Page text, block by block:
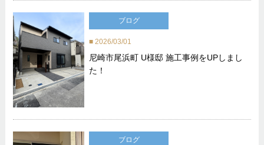
ブログ
2026/03/01
尼崎市尾浜町 U様邸 施工事例をUPしまし
た！
ブログ